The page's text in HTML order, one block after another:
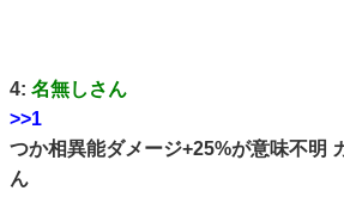
4: 名無しさん
>>1
つか相異能ダメージ+25%が意味不明
ん